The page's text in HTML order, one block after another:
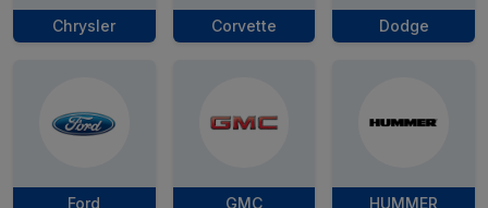
Chrysler Corvette Dodge
Ford GMC HUMMER